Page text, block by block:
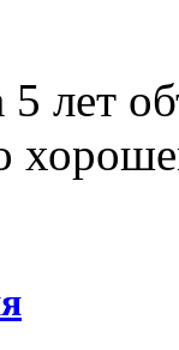
лет